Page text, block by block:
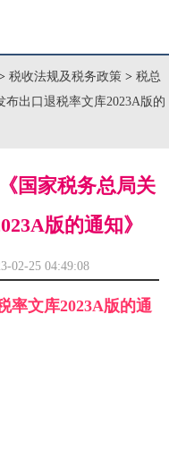
税收法规及税务政策 > 税总
布出口退税率文库2023A版的
国家税务总局关
版的通知》
25 04:49:08
率文库2023A版的通